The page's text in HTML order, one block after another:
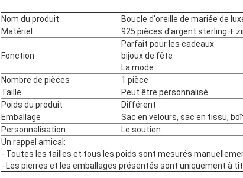
Nom du produit
Boucle d'oreille de mariée de
Matériel
925 pièces d'argent sterling +
Fonction
Parfait pour les cadeaux
bijoux de fête
La mode
Nombre de pièces
1 pièce
Taille
Peut être personnalisé
Poids du produit
Différent
Emballage
Sac en velours, sac en tissu,
Personnalisation
Le soutien
Un rappel amical:
- Toutes les tailles et tous les poids sont mesurés
- Les pierres et les emballages présentés sont uniquement à